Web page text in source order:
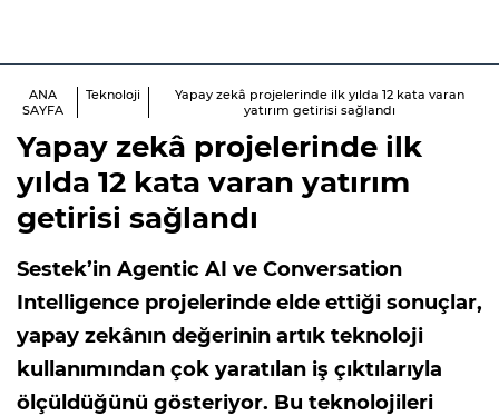
ANA
SAYFA
Teknoloji
Yapay zekâ projelerinde ilk yılda 12 kata varan
yatırım getirisi sağlandı
Yapay zekâ projelerinde ilk
yılda 12 kata varan yatırım
getirisi sağlandı
Sestek’in Agentic AI ve Conversation
Intelligence projelerinde elde ettiği sonuçlar,
yapay zekânın değerinin artık teknoloji
kullanımından çok yaratılan iş çıktılarıyla
ölçüldüğünü gösteriyor. Bu teknolojileri